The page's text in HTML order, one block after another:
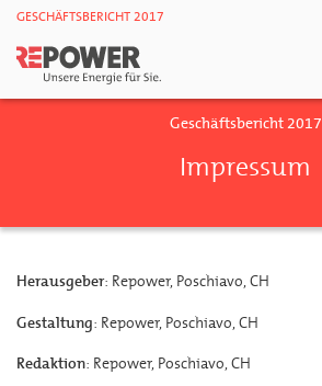
GESCHÄFTSBERICHT 2017
Geschäftsbericht 2017
Impressum
Herausgeber: Repower, Poschiavo, CH
Gestaltung: Repower, Poschiavo, CH
Redaktion: Repower, Poschiavo, CH